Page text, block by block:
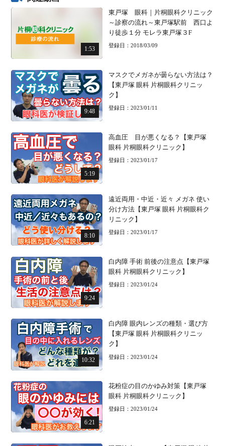
1:53
東戸塚 眼科｜片桐眼科クリニック
～診察の流れ～東戸塚駅前 西口よ
り徒歩１分 モレラ東戸塚３F
登録日：2018/03/09
9:48
マスクでメガネが曇らない方法は？
【東戸塚 眼科 片桐眼科クリニッ
ク】
登録日：2023/01/11
5:19
高血圧 目が悪くなる？【東戸塚
眼科 片桐眼科クリニック】
登録日：2023/01/17
8:10
遠近両用・中近・近々 メガネ 使い
分け方法【東戸塚 眼科 片桐眼科ク
リニック】
登録日：2023/01/17
9:24
白内障 手術 前後の注意点【東戸塚
眼科 片桐眼科クリニック】
登録日：2023/01/24
10:32
白内障 眼内レンズの種類・選び方
【東戸塚 眼科 片桐眼科クリニッ
ク】
登録日：2023/01/24
6:21
花粉症の目のかゆみ対策【東戸塚
眼科 片桐眼科クリニック】
登録日：2023/01/24